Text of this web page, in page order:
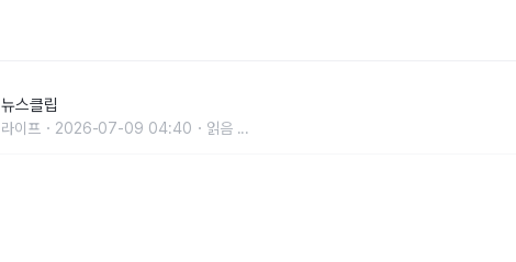
뉴스클립
라이프 2026-07-09 04:40 읽음 ...